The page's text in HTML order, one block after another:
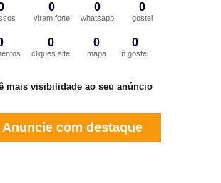
0
viram fone
0
whatsapp
0
gostei
0
cliques site
0
mapa
0
ñ gostei
mais visibilidade ao seu anúncio
Anuncie com destaque